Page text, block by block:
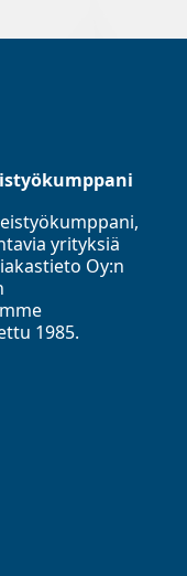
yrityksiä
Oy:n
1985.